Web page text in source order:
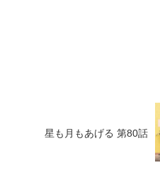
星も月もあげる 第80話